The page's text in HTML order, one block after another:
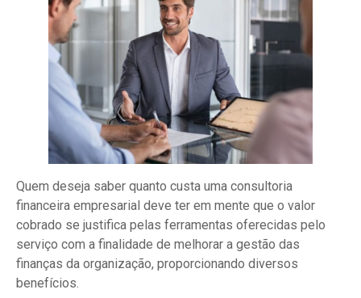
Quem deseja saber quanto custa uma consultoria
financeira empresarial deve ter em mente que o valor
cobrado se justifica pelas ferramentas oferecidas pelo
serviço com a finalidade de melhorar a gestão das
finanças da organização, proporcionando diversos
benefícios.